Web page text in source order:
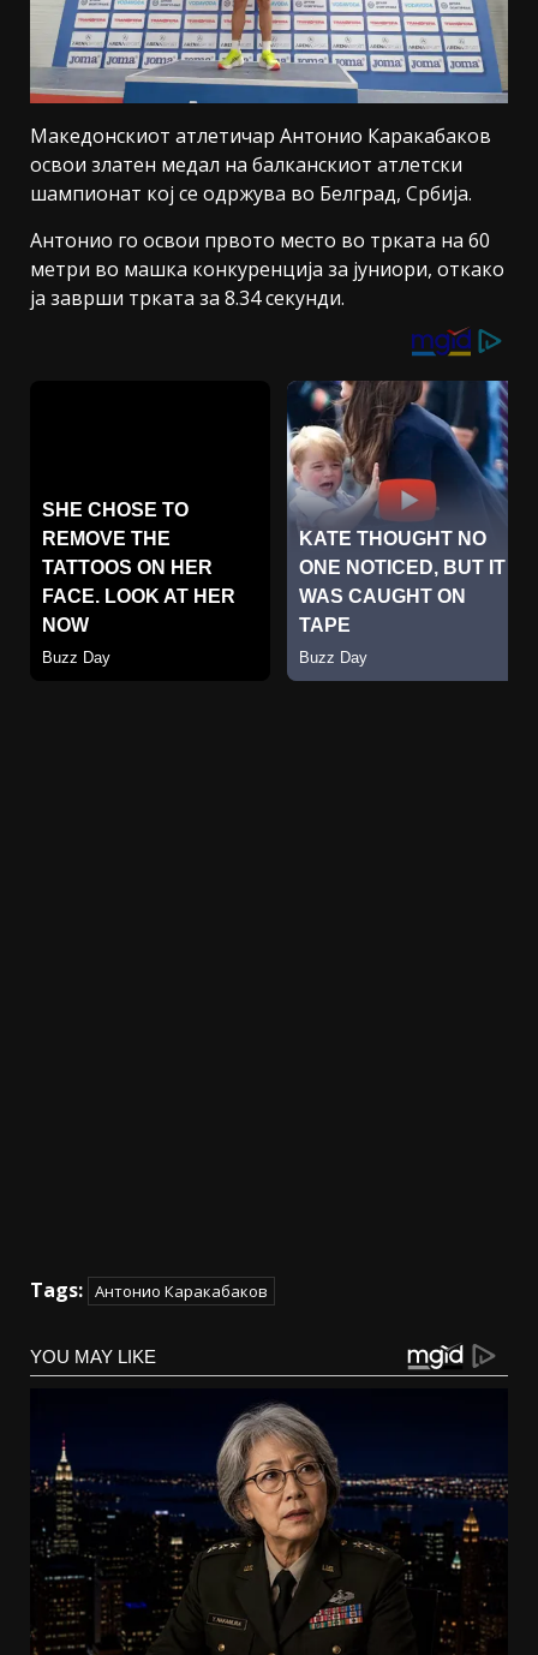
Македонскиот атлетичар Антонио Каракабаков
освои златен медал на балканскиот атлетски
шампионат кој се одржува во Белград, Србија.
Антонио го освои првото место во трката на 60
метри во машка конкуренција за јуниори, откако
ја заврши трката за 8.34 секунди.
Tags: Антонио Каракабаков